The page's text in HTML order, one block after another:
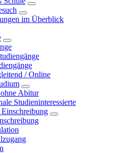
im Überblick
/ Online
Abitur
Studieninteressierte